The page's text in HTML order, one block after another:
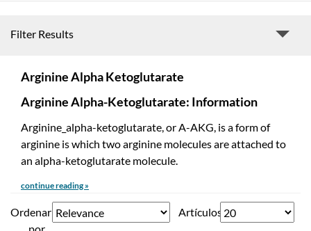
Filter Results
Arginine Alpha Ketoglutarate
Arginine Alpha-Ketoglutarate: Information
Arginine_alpha-ketoglutarate, or A-AKG, is a form of
arginine is which two arginine molecules are attached to
an alpha-ketoglutarate molecule.
continue reading »
Ordenar
Artículos